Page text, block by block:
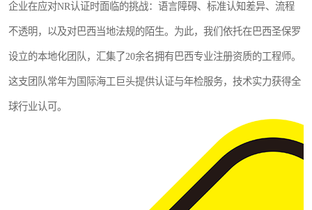
企业在应对NR认证时面临的挑战：语言障碍、标准认知差异、流程
不透明，以及对巴西当地法规的陌生。为此，我们依托在巴西圣保罗
设立的本地化团队，汇集了20余名拥有巴西专业注册资质的工程师。
这支团队常年为国际海工巨头提供认证与年检服务，技术实力获得全
球行业认可。